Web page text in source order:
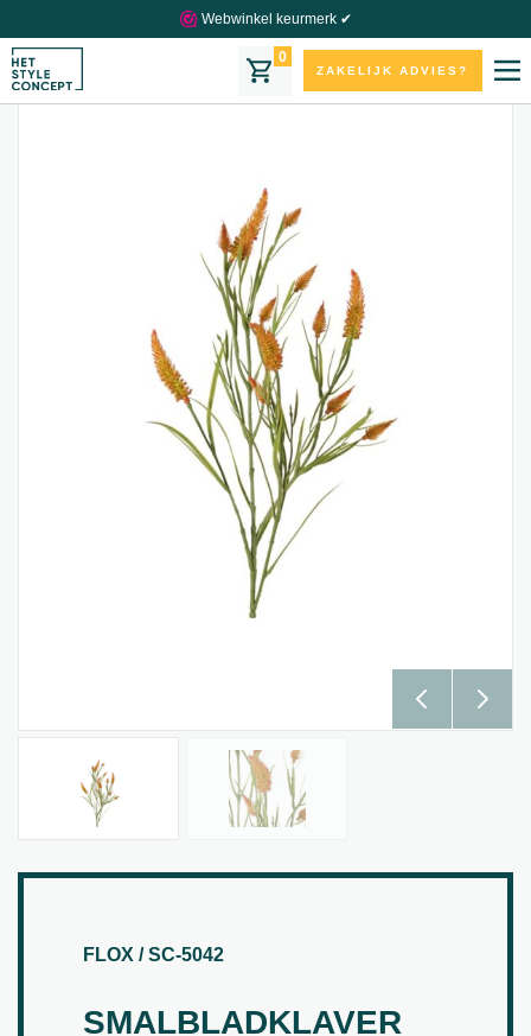
Webwinkel keurmerk ✔
0
ZAKELIJK ADVIES?
FLOX / SC-5042
SMALBLADKLAVER